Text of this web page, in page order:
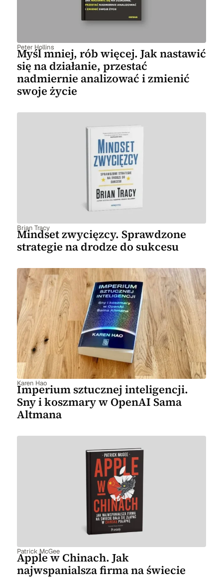
Peter Hollins
Myśl mniej, rób więcej. Jak nastawić
się na działanie, przestać
nadmiernie analizować i zmienić
swoje życie
Brian Tracy
Mindset zwycięzcy. Sprawdzone
strategie na drodze do sukcesu
Karen Hao
Imperium sztucznej inteligencji.
Sny i koszmary w OpenAI Sama
Altmana
Patrick McGee
Apple w Chinach. Jak
najwspanialsza firma na świecie